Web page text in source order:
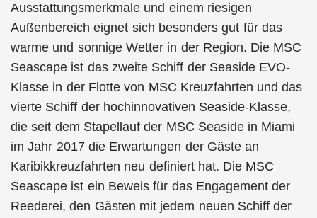
Ausstattungsmerkmale und einem riesigen
Außenbereich eignet sich besonders gut für das
warme und sonnige Wetter in der Region. Die MSC
Seascape ist das zweite Schiff der Seaside EVO-
Klasse in der Flotte von MSC Kreuzfahrten und das
vierte Schiff der hochinnovativen Seaside-Klasse,
die seit dem Stapellauf der MSC Seaside in Miami
im Jahr 2017 die Erwartungen der Gäste an
Karibikkreuzfahrten neu definiert hat. Die MSC
Seascape ist ein Beweis für das Engagement der
Reederei, den Gästen mit jedem neuen Schiff der